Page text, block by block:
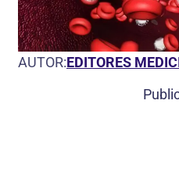
AUTOR:EDITORES